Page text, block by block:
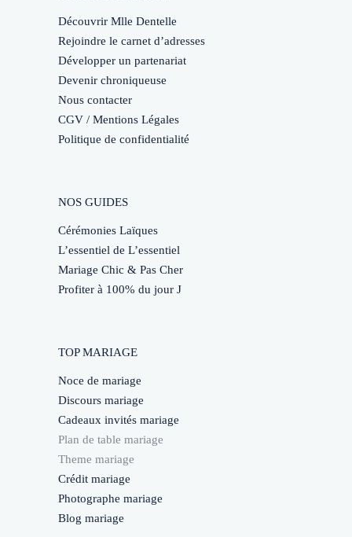
Découvrir Mlle Dentelle
Rejoindre le carnet d’adresses
Développer un partenariat
Devenir chroniqueuse
Nous contacter
CGV / Mentions Légales
Politique de confidentialité
NOS GUIDES
Cérémonies Laïques
L’essentiel de L’essentiel
Mariage Chic & Pas Cher
Profiter à 100% du jour J
TOP MARIAGE
Noce de mariage
Discours mariage
Cadeaux invités mariage
Plan de table mariage
Theme mariage
Crédit mariage
Photographe mariage
Blog mariage